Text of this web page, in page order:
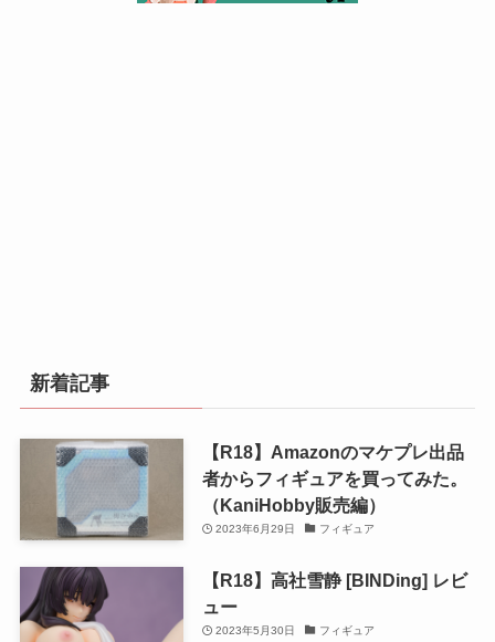
新着記事
【R18】Amazonのマケプレ出品
者からフィギュアを買ってみた。
（KaniHobby販売編）
2023年6月29日 フィギュア
【R18】高社雪静 [BINDing] レビ
ュー
2023年5月30日 フィギュア